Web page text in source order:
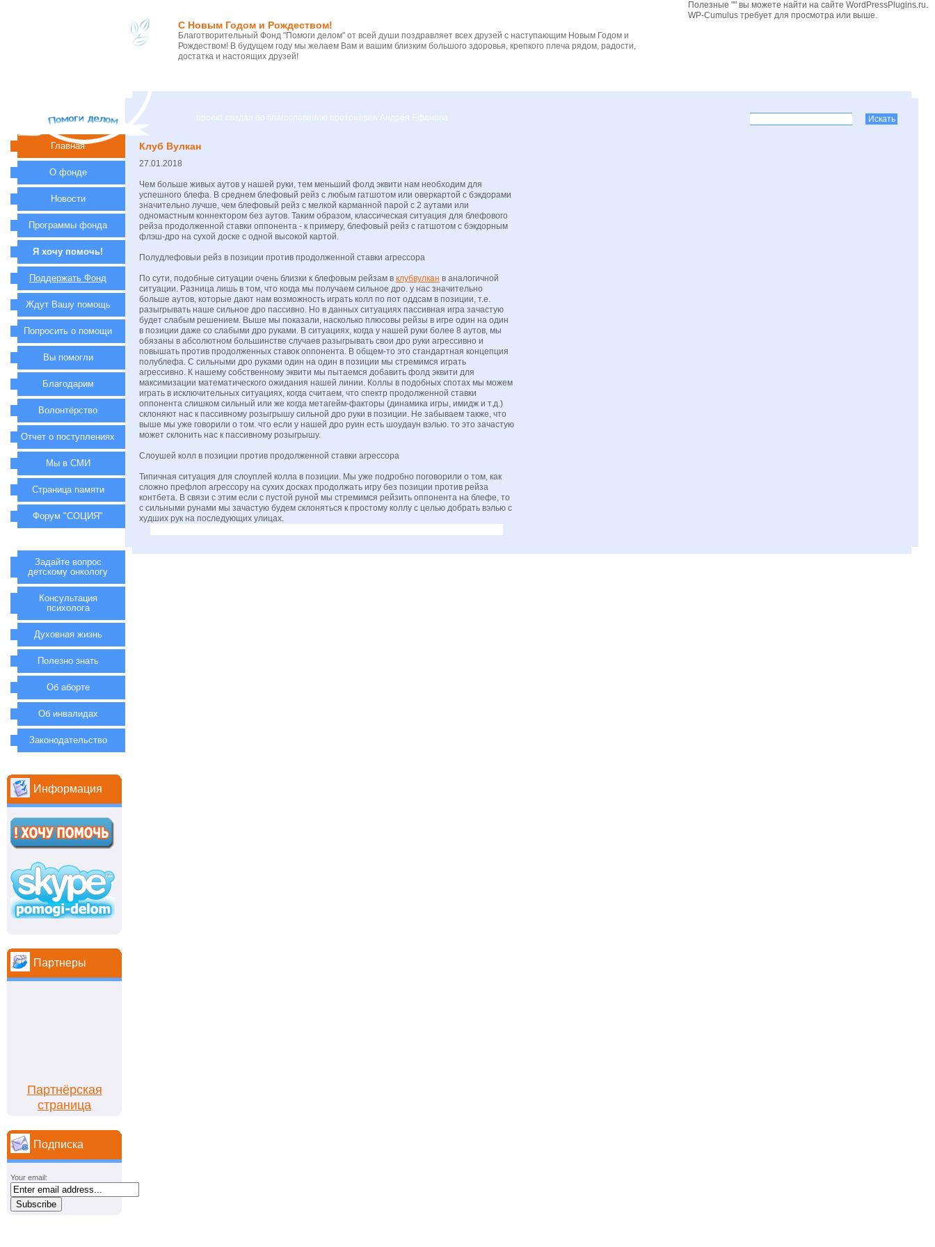
С Новым Годом и Рождеством!
Благотворительный Фонд "Помоги делом" от всей души поздравляет всех друзей с наступающим Новым Годом и
Рождеством! В будущем году мы желаем Вам и вашим близким большого здоровья, крепкого плеча рядом, радости,
достатка и настоящих друзей!
Полезные "" вы можете найти на сайте WordPressPlugins.ru.
WP-Cumulus требует для просмотра или выше.
проект создан по благословению протоиерея Андрея Ефанова
Клуб Вулкан
27.01.2018
Чем больше живых аутов у нашей руки, тем меньший фолд эквити нам необходим для
успешного блефа. В среднем блефовый рейз с любым гатшотом или оверкартой с бэкдорами
значительно лучше, чем блефовый рейз с мелкой карманной парой с 2 аутами или
одномастным коннектором без аутов. Таким образом, классическая ситуация для блефового
рейза продолженной ставки оппонента - к примеру, блефовый рейз с гатшотом с бэкдорным
флэш-дро на сухой доске с одной высокой картой.
Полудлефовыи рейз в позиции против продолженной ставки агрессора
По сути, подобные ситуации очень близки к блефовым рейзам в клубвулкан в аналогичной
ситуации. Разница лишь в том, что когда мы получаем сильное дро. у нас значительно
больше аутов, которые дают нам возможность играть колл по пот оддсам в позиции, т.е.
разыгрывать наше сильное дро пассивно. Но в данных ситуациях пассивная игра зачастую
будет слабым решением. Выше мы показали, насколько плюсовы рейзы в игре один на один
в позиции даже со слабыми дро руками. В ситуациях, когда у нашей руки более 8 аутов, мы
обязаны в абсолютном большинстве случаев разыгрывать свои дро руки агрессивно и
повышать против продолженных ставок оппонента. В общем-то это стандартная концепция
полублефа. С сильными дро руками один на один в позиции мы стремимся играть
агрессивно. К нашему собственному эквити мы пытаемся добавить фолд эквити для
максимизации математического ожидания нашей линии. Коллы в подобных спотах мы можем
играть в исключительных ситуациях, когда считаем, что спектр продолженной ставки
оппонента слишком сильный или же когда метагейм-факторы (динамика игры, имидж и т.д.)
склоняют нас к пассивному розыгрышу сильной дро руки в позиции. Не забываем также, что
выше мы уже говорили о том. что если у нашей дро руин есть шоудаун вэлью. то это зачастую
может склонить нас к пассивному розыгрышу.
Слоушей колл в позиции против продолженной ставки агрессора
Типичная ситуация для слоуплей колла в позиции. Мы уже подробно поговорили о том, как
сложно префлоп агрессору на сухих досках продолжать игру без позиции против рейза
контбета. В связи с этим если с пустой руной мы стремимся рейзить оппонента на блефе, то
с сильными рунами мы зачастую будем склоняться к простому коллу с целью добрать вэлью с
худших рук на последующих улицах.
Главная
О фонде
Новости
Программы фонда
Я хочу помочь!
Поддержать Фонд
Ждут Вашу помощь
Попросить о помощи
Вы помогли
Благодарим
Волонтёрство
Отчет о поступлениях
Мы в СМИ
Страница памяти
Форум "СОЦИЯ"
Задайте вопрос
детскому онкологу
Консультация
психолога
Духовная жизнь
Полезно знать
Об аборте
Об инвалидах
Законодательство
Информация
Партнеры
Партнёрская
страница
Подписка
Your email: